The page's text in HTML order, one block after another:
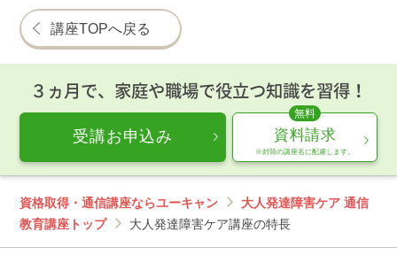
講座TOPへ戻る
３ヵ月で、家庭や職場で役立つ知識を習得！
受講お申込み 資料請求
※封筒の講座名に配慮します。
資格取得・通信講座ならユーキャン
大人発達障害ケア 通信
教育講座トップ
大人発達障害ケア講座の特長